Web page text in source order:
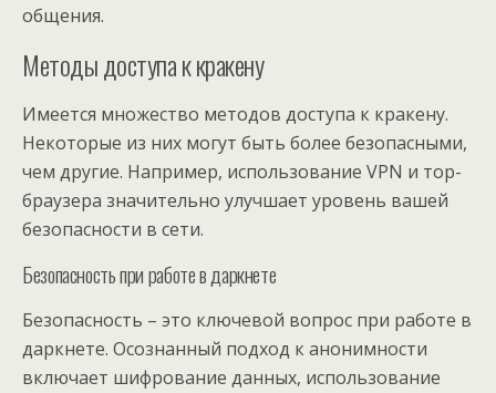
общения.
Методы доступа к кракену
Имеется множество методов доступа к кракену.
Некоторые из них могут быть более безопасными,
чем другие. Например, использование VPN и тор-
браузера значительно улучшает уровень вашей
безопасности в сети.
Безопасность при работе в даркнете
Безопасность – это ключевой вопрос при работе в
даркнете. Осознанный подход к анонимности
включает шифрование данных, использование